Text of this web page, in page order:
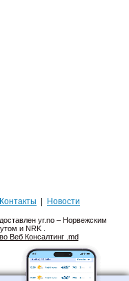
Контакты Новости
yr.no – Норвежским
и NRK
Веб Консалтинг .md